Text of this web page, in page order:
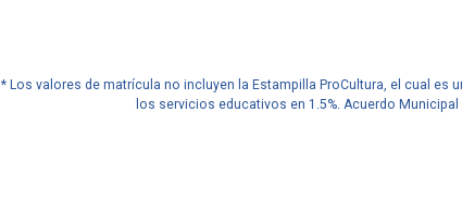
* Los valores de matrícula no incluyen la Estampilla ProCultura, el cual es
los servicios educativos en 1.5%. Acuerdo